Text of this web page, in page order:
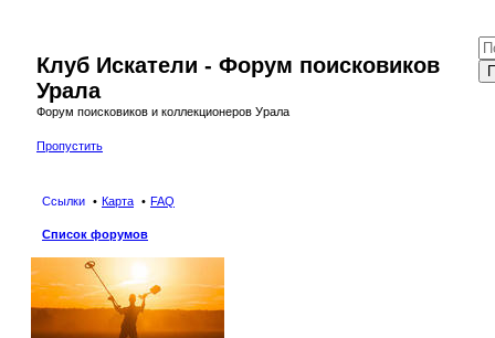
Клуб Искатели - Форум поисковиков
Урала
Форум поисковиков и коллекционеров Урала
Пропустить
Ссылки Карта FAQ
Список форумов